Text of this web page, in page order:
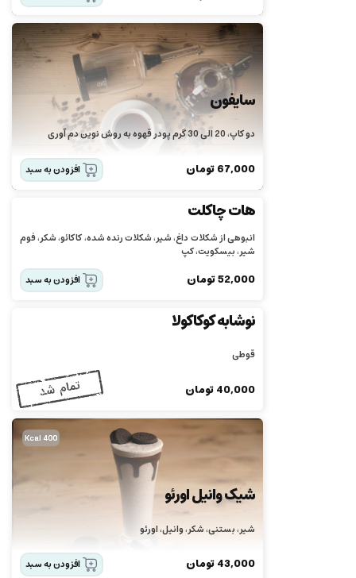
سایفون
دو کاپ، 20 الی 30 گرم پودر قهوه به روش نوین دم آوری
67,000تومان افزودن به سبد
هات چاکلت
انبوهی از شکلات داغ، شیر، شکلات رنده شده، کاکائو، شکر، فوم
شیر، بیسکویت، کپ
52,000تومان افزودن به سبد
نوشابه کوکاکولا
قوطی
40,000تومان
400 Kcal
شیک وانیل اورئو
شیر، بستنی، شکر، وانیل، اورئو
43,000تومان افزودن به سبد